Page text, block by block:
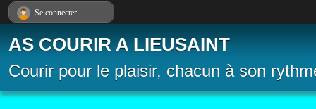
AS COURIR A LIEUSAINT
Courir pour le plaisir, chacun à son
Se connecter
Panneau de gestion des cookies